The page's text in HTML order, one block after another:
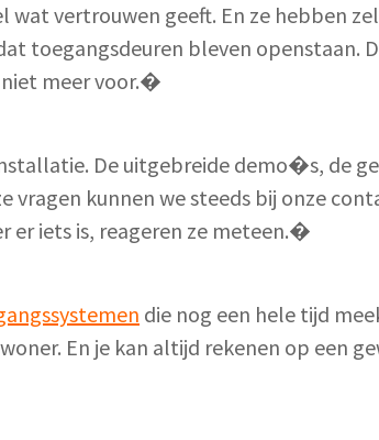
wat vertrouwen geeft. En ze hebben
toegangsdeuren bleven openstaan.
meer voor.�
De uitgebreide demo�s, de
kunnen we steeds bij onze
er iets is, reageren ze meteen.�
die nog een hele tijd
En je kan altijd rekenen op een